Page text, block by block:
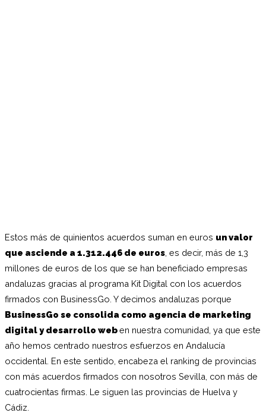
Estos más de quinientos acuerdos suman en euros un valor
que asciende a 1.312.446 de euros , es decir, más de 1,3
millones de euros de los que se han beneficiado empresas
andaluzas gracias al programa Kit Digital con los acuerdos
firmados con BusinessGo. Y decimos andaluzas porque
BusinessGo se consolida como agencia de marketing
digital y desarrollo weben nuestra comunidad, ya que este
año hemos centrado nuestros esfuerzos en Andalucía
occidental. En este sentido, encabeza el ranking de provincias
con más acuerdos firmados con nosotros Sevilla, con más de
cuatrocientas firmas. Le siguen las provincias de Huelva y
Cádiz.